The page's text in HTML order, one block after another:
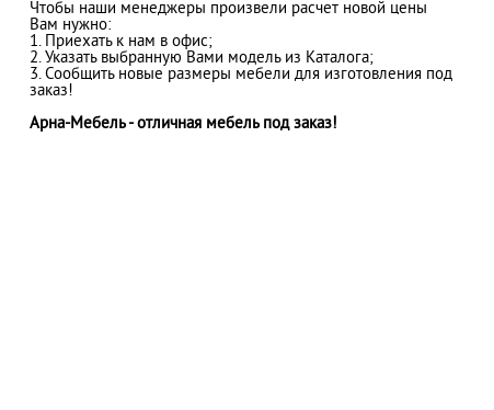
Чтобы наши менеджеры произвели расчет новой цены
Вам нужно:
1. Приехать к нам в офис;
2. Указать выбранную Вами модель из Каталога;
3. Сообщить новые размеры мебели для изготовления под
заказ!
Арна-Мебель - отличная мебель под заказ!